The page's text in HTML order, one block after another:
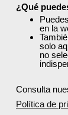
¿Qué
Puedes
en la
solo
no
Consulta
Política de